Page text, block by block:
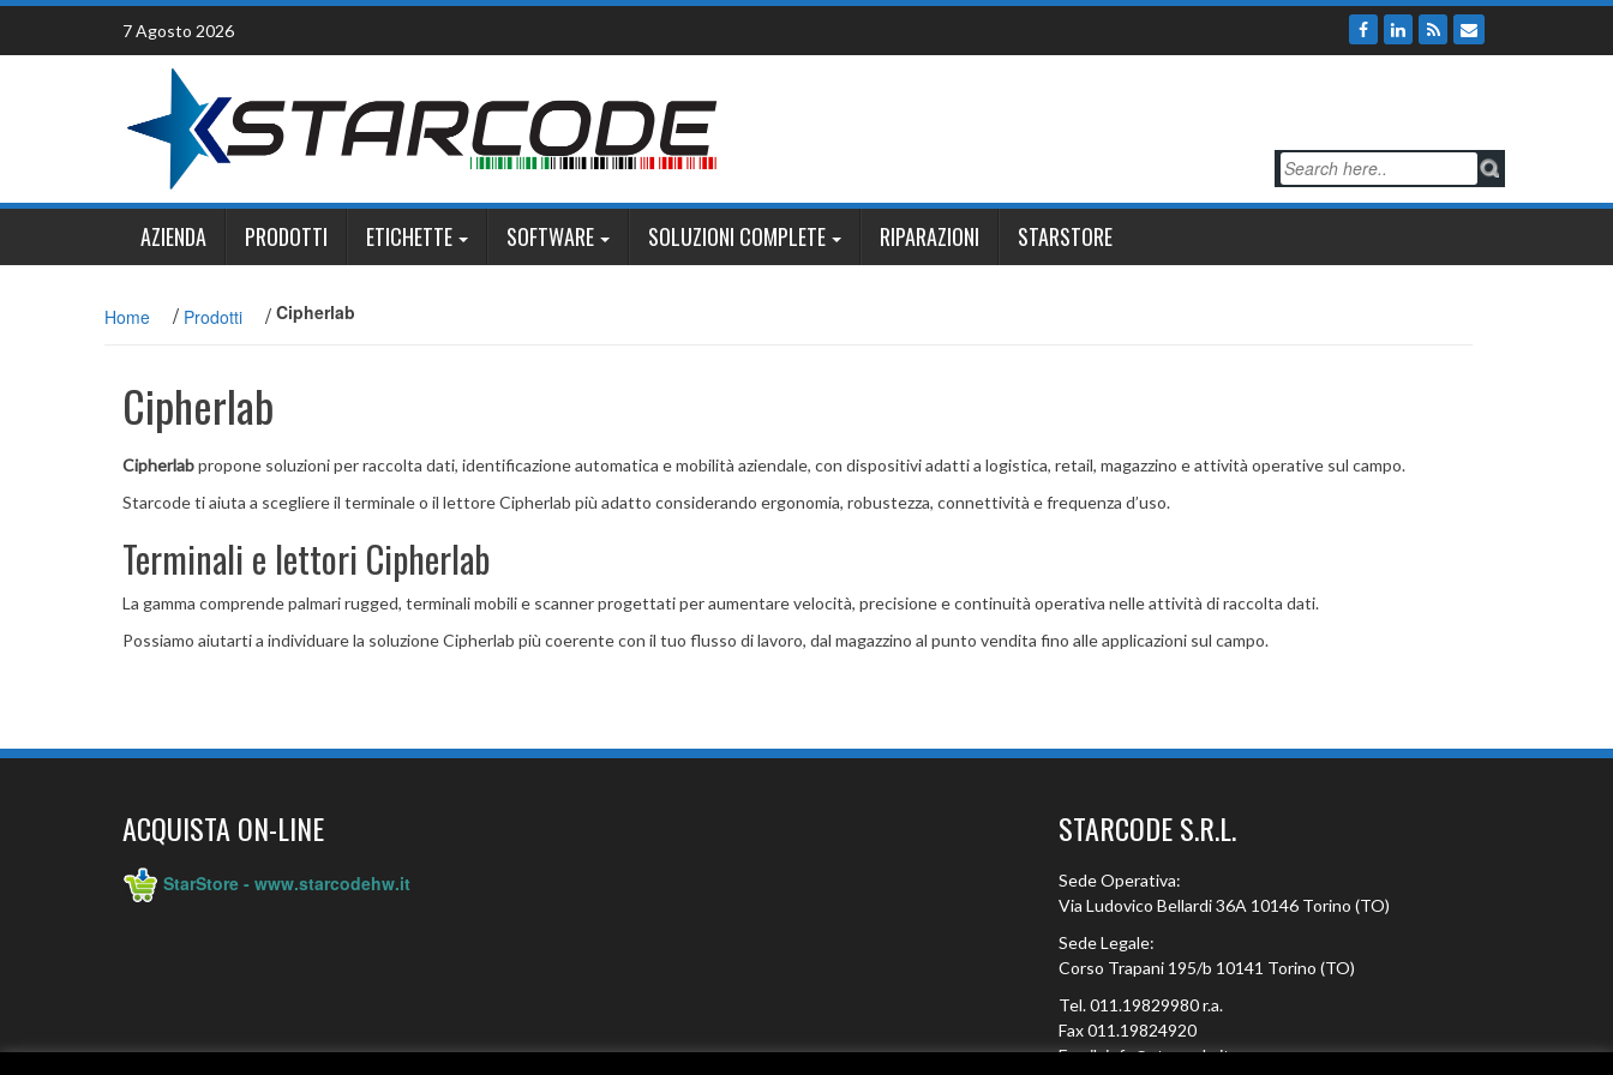
Skip
content
7 Agosto 2026
AZIENDA PRODOTTI ETICHETTE SOFTWARE SOLUZIONI COMPLETE RIPARAZIONI STARSTORE
Home / Prodotti / Cipherlab
Cipherlab
Cipherlabpropone soluzioni per raccolta dati, identificazione automatica e mobilità aziendale, con dispositivi adatti a logistica, retail, magazzino e attività operative sul campo.
Starcode ti aiuta a scegliere il terminale o il lettore Cipherlab più adatto considerando ergonomia, robustezza, connettività e frequenza d’uso.
Terminali e lettori Cipherlab
La gamma comprende palmari rugged, terminali mobili e scanner progettati per aumentare velocità, precisione e continuità operativa nelle attività di raccolta dati.
Possiamo aiutarti a individuare la soluzione Cipherlab più coerente con il tuo flusso di lavoro, dal magazzino al punto vendita fino alle applicazioni sul campo.
ACQUISTA ON-LINE
StarStore - www.starcodehw.it
STARCODE S.R.L.
Sede Operativa:
Via Ludovico Bellardi 36A 10146 Torino (TO)
Sede Legale:
Corso Trapani 195/b 10141 Torino (TO)
Tel. 011.19829980 r.a.
Fax 011.19824920
Email: info@starcode.it